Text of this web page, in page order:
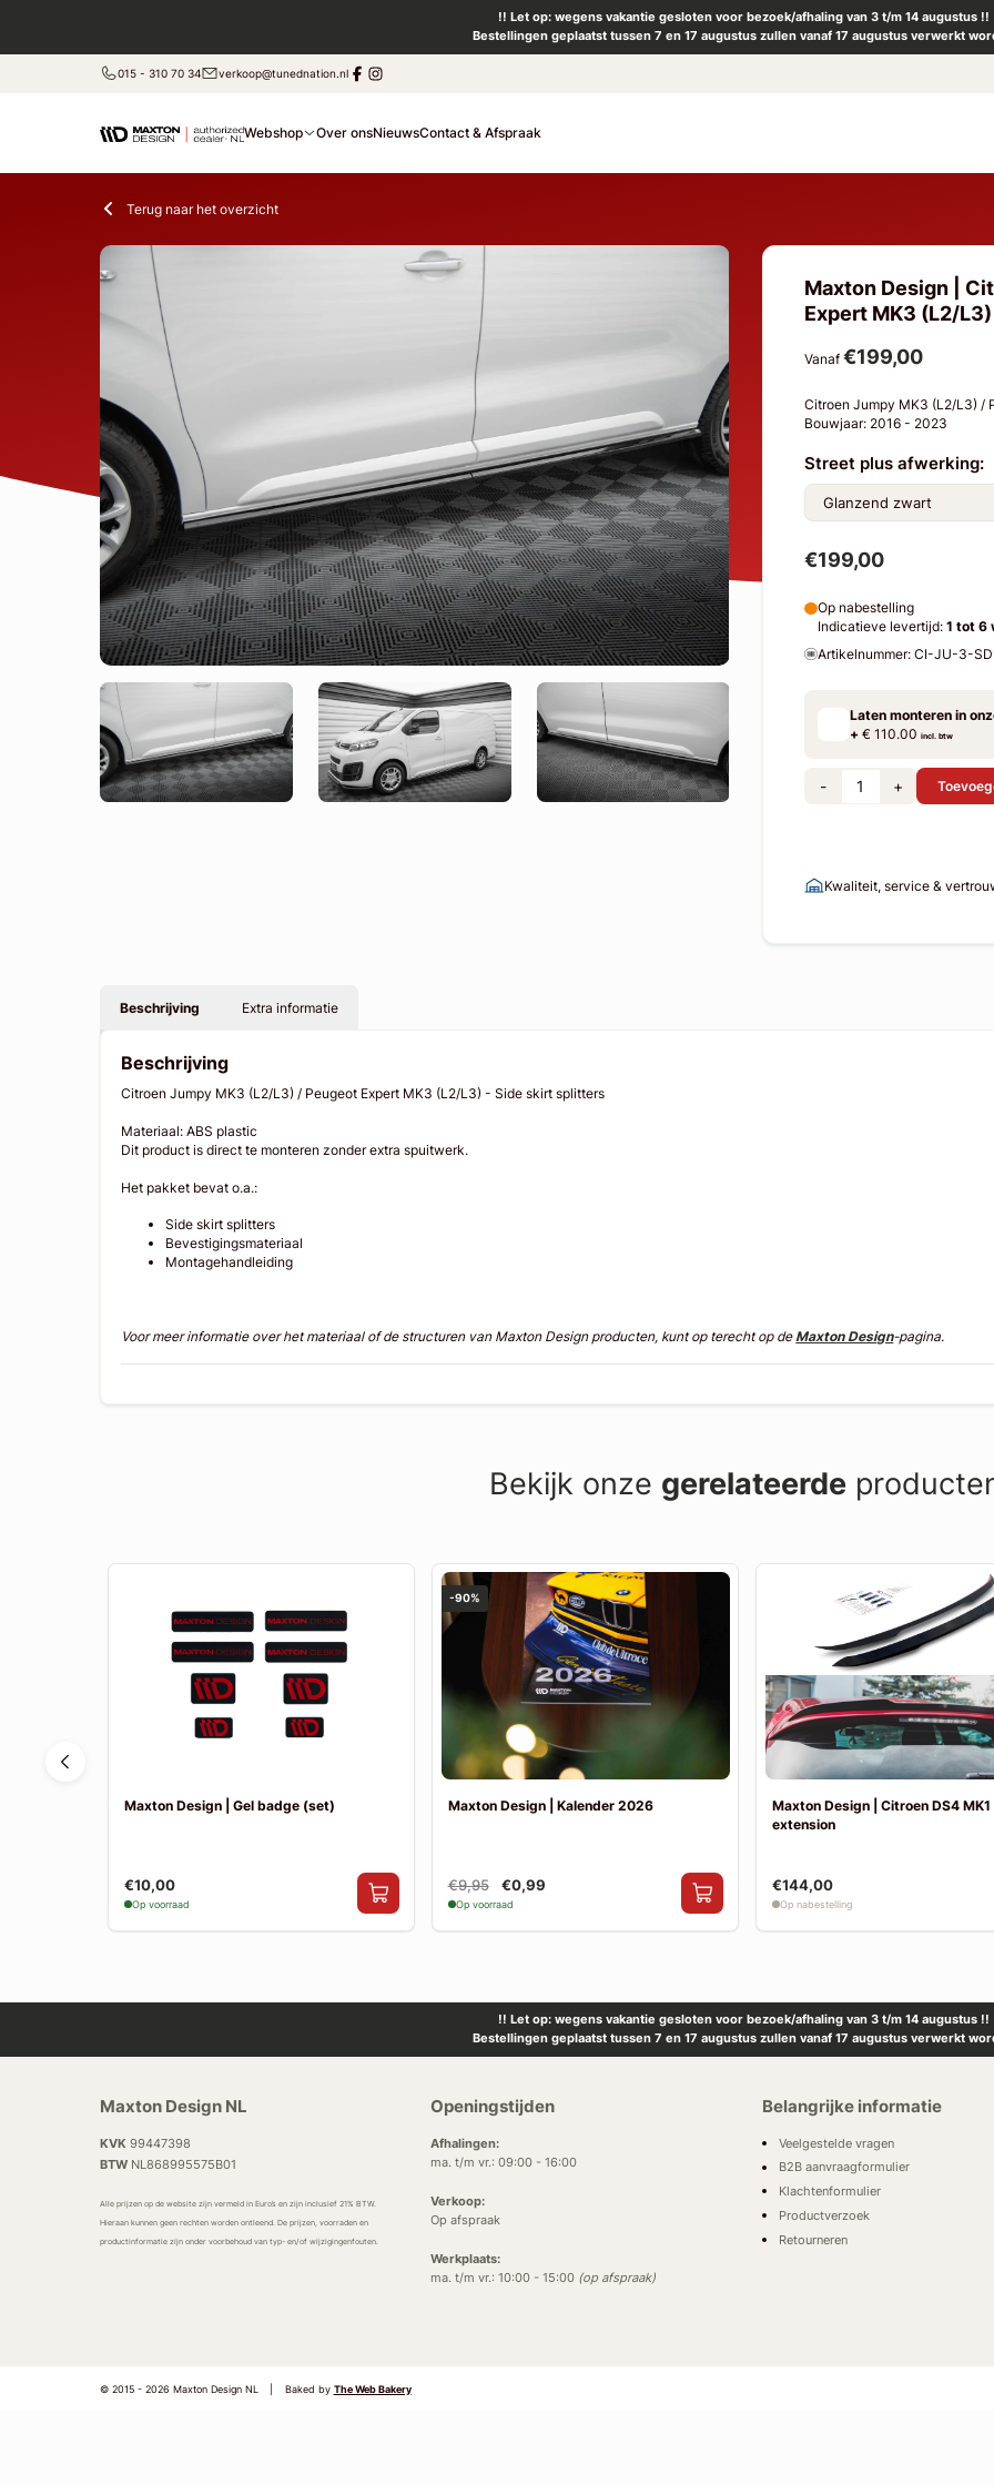
!! Let op: wegens vakantie gesloten voor bezoek/afhaling van 3 t/m 14 augustus !!
Bestellingen geplaatst tussen 7 en 17 augustus zullen vanaf 17 augustus verwerkt
015 - 310 70 34 verkoop@tunednation.nl
Webshop Over onsNieuwsContact & Afspraak
Terug naar het overzicht
Maxton Design |
Expert MK3 (L2/
Vanaf €199,00
Citroen Jumpy MK3 (L2/L3) /
Bouwjaar: 2016 - 2023
Street plus afwerking:
€199,00
Op nabestelling
Indicatieve levertijd: 1 tot 6
Artikelnummer: CI-JU-3-
Laten monteren in
+€ 110.00 incl. btw
- +
Kwaliteit, service &
Beschrijving Extra informatie
Beschrijving
Citroen Jumpy MK3 (L2/L3) / Peugeot Expert MK3 (L2/L3) - Side skirt splitters
Materiaal: ABS plastic
Dit product is direct te monteren zonder extra spuitwerk.
Het pakket bevat o.a.:
Side skirt splitters
Bevestigingsmateriaal
Montagehandleiding
Voor meer informatie over het materiaal of de structuren van Maxton Design producten, kunt op terecht op deMaxton Design-pagina.
Bekijk onze gerelateerde
Maxton Design | Gel badge (set)
€10,00
Op voorraad
-90%
Maxton Design | Kalender 2026
€9,95 €0,99
Op voorraad
Maxton Design | Citroen DS4
extension
€144,00
Op nabestelling
!! Let op: wegens vakantie gesloten voor bezoek/afhaling van 3 t/m 14 augustus !!
Bestellingen geplaatst tussen 7 en 17 augustus zullen vanaf 17 augustus verwerkt
Maxton Design NL
KVK 99447398
BTWNL868995575B01
Alle prijzen op de website zijn vermeld in Euro’s en zijn inclusief 21% BTW.
Hieraan kunnen geen rechten worden ontleend. De prijzen, voorraden en
productinformatie zijn onder voorbehoud van typ- en/of wijzigingenfouten.
Openingstijden
Afhalingen:
ma. t/m vr.: 09:00 - 16:00
Verkoop:
Op afspraak
Werkplaats:
ma. t/m vr.: 10:00 - 15:00 (op afspraak)
Belangrijke informatie
Veelgestelde vragen
B2B aanvraagformulier
Klachtenformulier
Productverzoek
Retourneren
© 2015 - 2026 Maxton Design NL Baked by The Web Bakery